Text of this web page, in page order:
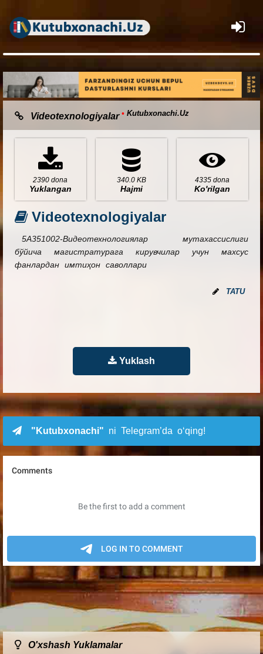
×
Videotexnologiyalar • Kutubxonachi.Uz
2390 dona
Yuklangan
340.0 KB
Hajmi
4335 dona
Ko'rilgan
Videotexnologiyalar
5А351002-Видеотехнологиялар мутахассислиги
бўйича магистратурага кирувчилар учун махсус
фанлардан имтиҳон саволлари
TATU
Yuklash
"Kutubxonachi" ni Telegram’da o‘qing!
O'xshash Yuklamalar